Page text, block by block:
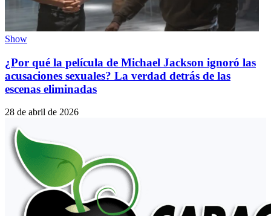
Show
¿Por qué la película de Michael Jackson ignoró las
acusaciones sexuales? La verdad detrás de las
escenas eliminadas
28 de abril de 2026